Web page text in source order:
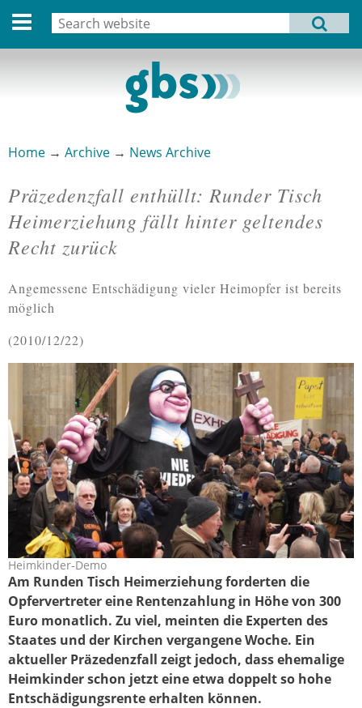
Deutsche Version
Dates
Archive
Links
Imprint
MENU
Home → Archive → News Archive
Präzedenzfall enthüllt: Runder Tisch
Heimerziehung fällt hinter geltendes
Recht zurück
Angemessene Entschädigung vieler Heimopfer ist bereits
möglich
2010/12/22
demo2_0.jpg
Heimkinder-Demo
Am Runden Tisch Heimerziehung forderten die
Opfervertreter eine Rentenzahlung in Höhe von 300
Euro monatlich. Zu viel, meinten die Experten des
Staates und der Kirchen vergangene Woche. Ein
aktueller Präzedenzfall zeigt jedoch, dass ehemalige
Heimkinder schon jetzt eine etwa doppelt so hohe
Entschädigungsrente erhalten können.
Search form
Search